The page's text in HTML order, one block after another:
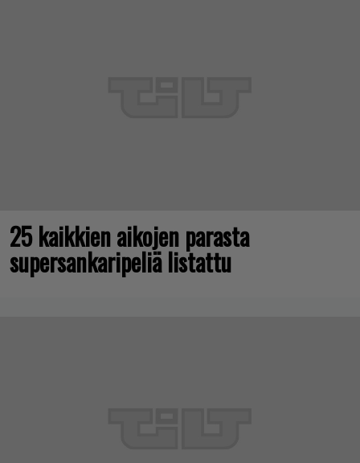
25 kaikkien aikojen parasta
supersankaripeliä listattu